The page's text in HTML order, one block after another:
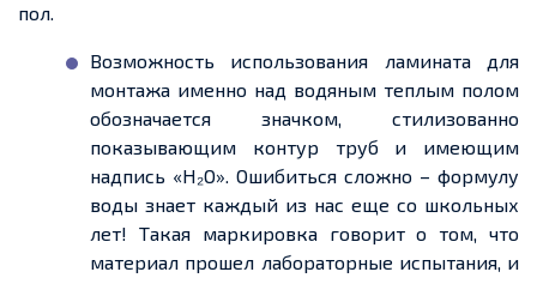
пол.
Возможность использования ламината для
монтажа именно над водяным теплым полом
обозначается значком, стилизованно
показывающим контур труб и имеющим
надпись «H₂О». Ошибиться сложно – формулу
воды знает каждый из нас еще со школьных
лет! Такая маркировка говорит о том, что
материал прошел лабораторные испытания, и